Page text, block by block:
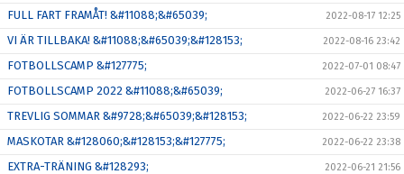
FULL FART FRAMÅT! &#11088;&#65039; 2022-08-17 12:25
VI ÄR TILLBAKA! &#11088;&#65039;&#128153; 2022-08-16 23:42
FOTBOLLSCAMP &#127775; 2022-07-01 08:47
FOTBOLLSCAMP 2022 &#11088;&#65039; 2022-06-27 16:37
TREVLIG SOMMAR &#9728;&#65039;&#128153; 2022-06-22 23:59
MASKOTAR &#128060;&#128153;&#127775; 2022-06-22 23:38
EXTRA-TRÄNING &#128293; 2022-06-21 21:56